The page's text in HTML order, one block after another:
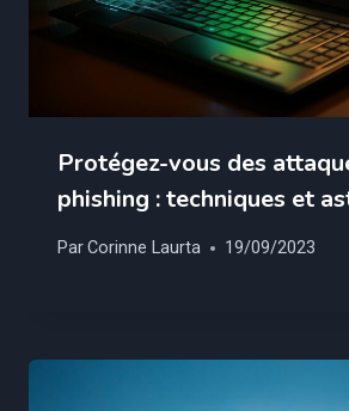
Protégez-vous des
phishing : techniques et
ParCorinne Laurta 19/09/2023